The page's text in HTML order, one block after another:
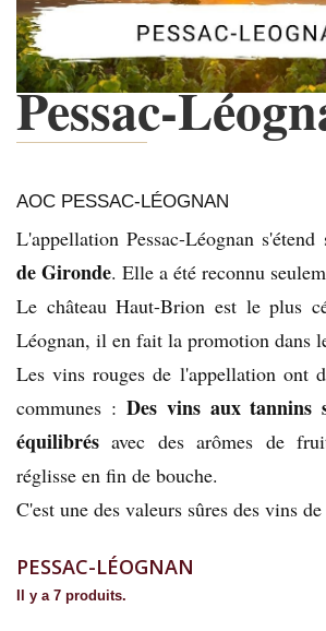
Pessac-
AOC PESSAC-LÉOGNAN
L'appellation Pessac-Léognan s'étend
de Gironde. Elle a été reconnu
Le château Haut-Brion est le plus
Léognan, il en fait la promotion dans
Les vins rouges de l'appellation ont
communes : Des vins aux tannins
équilibrés avec des arômes de
réglisse en fin de bouche.
C'est une des valeurs sûres des vins
PESSAC-LÉOGNAN
Il y a 7 produits.